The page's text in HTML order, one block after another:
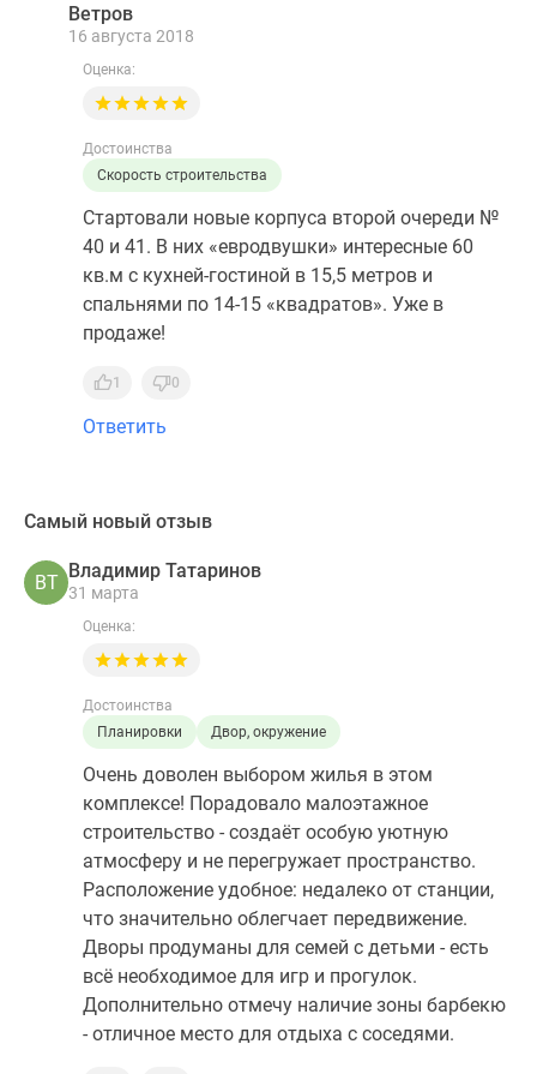
Ветров
16 августа 2018
Оценка:
Достоинства
Скорость строительства
Стартовали новые корпуса второй очереди №
40 и 41. В них «евродвушки» интересные 60
кв.м с кухней-гостиной в 15,5 метров и
спальнями по 14-15 «квадратов». Уже в
продаже!
1 0
Ответить
Самый новый отзыв
ВТ
Владимир Татаринов
31 марта
Оценка:
Достоинства
Планировки
Двор, окружение
Очень доволен выбором жилья в этом
комплексе! Порадовало малоэтажное
строительство - создаёт особую уютную
атмосферу и не перегружает пространство.
Расположение удобное: недалеко от станции,
что значительно облегчает передвижение.
Дворы продуманы для семей с детьми - есть
всё необходимое для игр и прогулок.
Дополнительно отмечу наличие зоны барбекю
- отличное место для отдыха с соседями.